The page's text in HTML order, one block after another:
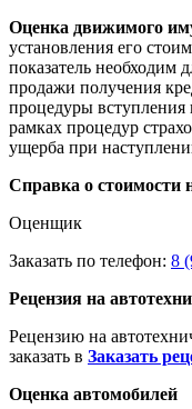
Оценка движимого
установления его
показатель необходим
продажи получения
процедуры вступления
рамках процедур
ущерба при
Справка о стоимости
Оценщик
Заказать по телефон: 8
Рецензия на
Рецензию на
заказать в Заказать
Оценка автомобилей